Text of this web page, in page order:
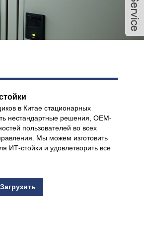
в Китае стационарных
нестандартные решения, OEM-
пользователей во всех
Мы можем изготовить
ИТ-стойки и удовлетворить все